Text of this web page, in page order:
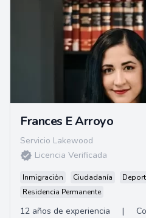
Frances E Arroyo
Servicio Lakewood
Licencia Verificada
Inmigración Ciudadanía
Residencia Permanente
12 años de experiencia |